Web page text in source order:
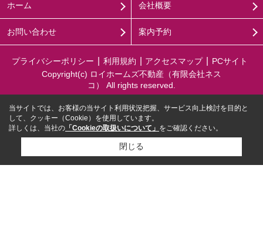
ホーム 会社概要
お問い合わせ 案内予約
プライバシーポリシー 利用規約 アクセスマップ
PCサイト
Copyright(c) ロイホームズ不動産（有限会社ネス
コ） All rights reserved.
当サイトでは、お客様の当サイト利用状況把握、サービス向上検討を目的と
して、クッキー（Cookie）を使用しています。
詳しくは、当社の 「Cookieの取扱いについて」 をご確認ください。
閉じる